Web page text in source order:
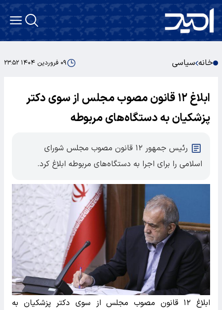
خانه سیاسی ۰۹ فروردین ۱۴۰۴ ۲۳:۵۲
ابلاغ ۱۲ قانون مصوب مجلس از سوی دکتر
پزشکیان به دستگاه‌های مربوطه
رئیس جمهور ۱۲ قانون مصوب مجلس شورای
اسلامی را برای اجرا به دستگاه‌های مربوطه ابلاغ کرد.
ابلاغ ۱۲ قانون مصوب مجلس از سوی دکتر پزشکیان به